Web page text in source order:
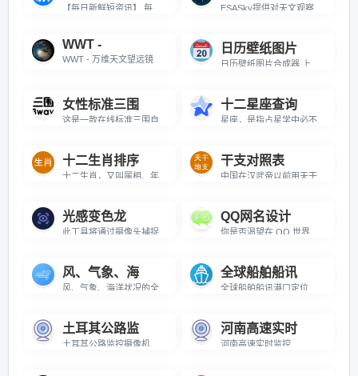
【每日新鲜短资讯】 每天一分钟，知晓天下事！ ESASky提供对天文观察到整个天空的可视化访问和天文数据搜索，基于互联网应用在线访问，用户可以随意放大感兴趣的任何天体。可以查看从50多个空间探测任务和地基观测装置收集的覆盖整个电磁波段的海量天文数据，包含自1978年来收集的50多万幅图像和近950万条光谱和星表数据。这些数据对应着天上30多亿个源，包括太阳系中的行星、卫星、小行星、彗星、恒星，弥漫在银河系中的星际介质以及遥远的河外星系并持续更新中。ESASky正迅速成为访问空间探测任务和大型地基观测设备所获取的天文数据资源的重要渠道。欧洲空间局与中国科学院国家天文台、中国国家天文科学数据中心合作为其交互式天体图谱平台——ESASky打造简体中文版。现在，包括英文和西班牙文版本在内，全世界近四分之一的人都能用自己的母语使用ESASky。博科园提供ESASky原始网站链接的iframe展现访问支持，所有数据信息和版权均归于sky.esa.int
WWT -
WWT - 万维天文望远镜
日历壁纸图片
女性标准三围 十二星座查询
星座，是指占星学中必不可少的组成部分之一，亦指天上一群群的恒星组合。自从古代以来，人类便把三五成群的恒星与他们神话中的人物或器具联系起来，称之为“星座”。星座几乎是所有文明中确定天空方位的手段，在航海领域应用颇广。对星座的划分完全是人为的，不同的文明对于其划分和命名都不尽相同。星座一直没有统一规定的精确边界，直到1930年，国际天文学联合会为了统一繁杂的星座划分，用精确的边界把天空分为88个正式的星座，使天空每一颗恒星都属于某一特定星座。这些正式的星座大多都以中世纪传下来的古希腊神话为基础。与此相对地，有一些广泛流传但是没有被认可为正式星座的星星的组合叫做星群。
十二生肖排序
十二生肖，又叫属相、年兽，是中国与十二地支相配以人出生年份的十二种动物，包括鼠，牛，虎，兔，龙，蛇，马，羊，猴，鸡，狗，猪。\r\n\r\n十二生肖与十二地支相配用于记年，是十二地支的形象化代表，即子（鼠）、丑（牛）、寅（虎）、卯（兔）、辰（龙）、巳（蛇）、午（马）、未（羊）、申（猴）、酉（鸡）、戌（狗）、亥（猪），随着历史的发展逐渐融合到相生相克的民间信仰观念，表现在婚姻、人生、年运等，每一种生肖都有丰富的传说，并以此形成一种观念阐释系统，成为民间文化中的形象哲学，如婚配上的属相、庙会祈祷、本命年等。现代，更多人把生肖作为春节的吉祥物，成为娱乐文化活动的象征。
干支对照表
中国在汉武帝以前用天干地支纪年；从汉武帝到清末，用皇帝年号加天干地支纪年；民国初期用民国诞生时间来纪年兼或使用公元纪年，民国以后广泛采用公元纪年。
光感变色龙 QQ网名设计
你是否渴望在 QQ 世界里拥有一个令人瞩目的网名？我们的超炫 QQ 网名设计器正是你的绝佳之选！\r\n\r\n\r\n\r\n这个设计器犹如一座创意宝藏库，专门打造独特且别具一格的 QQ 网名。它巧妙融合了非主流风格、各式各样的符号等充满个性的元素，不管你是想要展现内心的叛逆不羁，还是温柔浪漫，亦或是搞怪幽默，都能在这里找到实现的途径。\r\n\r\n\r\n\r\n在这里，你无需在浩瀚的网络里苦苦搜索灵感，也不用担心自己缺乏设计才华。只需轻点几下，设计器便能运用其强大的算法和丰富的素材，为你组合出独一无二超个性的网名。从炫酷的字符搭配到神秘的符号点缀，每一个生成的网名都仿佛是一件精心雕琢的艺术品，助你在 QQ 社交圈脱颖而出，吸引众人目光，成为当之无愧的焦点。相信使用我们的超炫 QQ 网名设计器，就能轻松开启你的个性社交之旅！
风、气象、海
风、气象、海洋状况的全球地图
全球船舶船讯
全球船舶船讯港口定位
土耳其公路监
土耳其公路监控摄像机
河南高速实时
河南高速实时监控